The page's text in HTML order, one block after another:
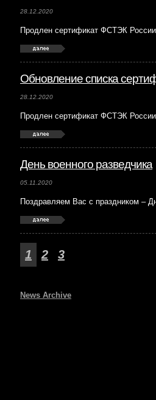
28.12.2020
Продлен сертификат ФСТЭК
Обновление списка
28.12.2020
Продлен сертификат ФСТЭК
День военного разведчика
05.11.2020
Поздравляем Вас с праздником –
1 2 3
News Archive